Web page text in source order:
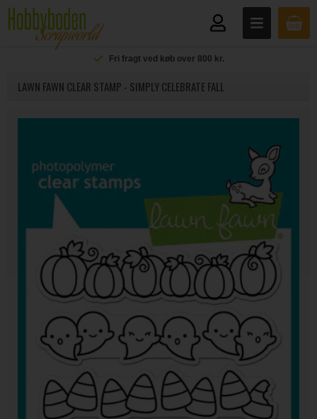
Fri fragt ved køb over 800 kr.
LAWN FAWN CLEAR STAMP - SIMPLY CELEBRATE FALL